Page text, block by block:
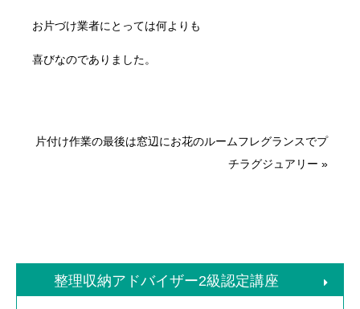
お片づけ業者にとっては何よりも
喜びなのでありました。
片付け作業の最後は窓辺にお花のルームフレグランスでプ
チラグジュアリー »
整理収納アドバイザー2級認定講座